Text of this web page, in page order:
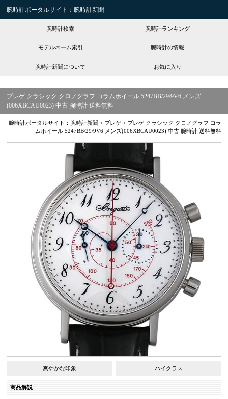
腕時計ポータルサイト：腕時計新聞
腕時計検索 腕時計ランキング
モデルネーム索引 腕時計の情報
腕時計新聞について お気に入り
ブレゲ クラシック クロノグラフ コラムホイール 5247BB/29/9V6 メンズ
(006XBCAU0023) 中古 腕時計 送料無料
腕時計ポータルサイト：腕時計新聞 > ブレゲ> ブレゲ クラシック クロノグラフ コラ
ムホイール 5247BB/29/9V6 メンズ(006XBCAU0023) 中古 腕時計 送料無料
爽やかな印象 ハイクラス
商品解説